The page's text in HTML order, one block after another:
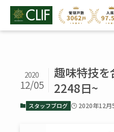
趣味特技
2248日~
2020
12/05
スタッフブログ 2020年12月